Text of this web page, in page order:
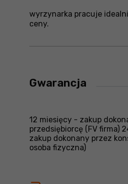
wyrzynarka pracuje
ceny.
Gwarancja
12 miesięcy - zakup
przedsiębiorcę (FV firma)
zakup dokonany przez
osoba fizyczna)